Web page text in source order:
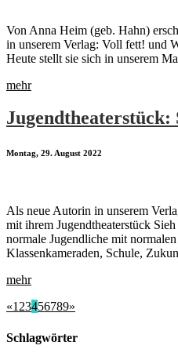
Von Anna Heim (geb. Hahn)
in unserem Verlag: Voll fett! und
Heute stellt sie sich in unserem
mehr
Jugendtheaterstück:
Montag, 29. August 2022
Als neue Autorin in unserem
mit ihrem Jugendtheaterstück
normale Jugendliche mit
Klassenkameraden, Schule,
mehr
«123456789»
Schlagwörter